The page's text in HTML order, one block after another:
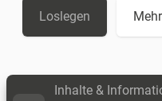
Loslegen
Inhalte &